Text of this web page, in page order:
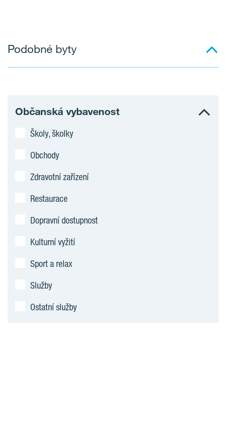
Podobné byty
Občanská vybavenost
Školy, školky
Obchody
Zdravotní zařízení
Restaurace
Dopravní dostupnost
Kulturní vyžití
Sport a relax
Služby
Ostatní služby